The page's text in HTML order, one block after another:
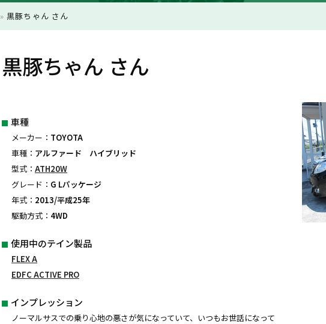
»黒豚ちゃん さん
黒豚ちゃん さん
車種
メーカー： TOYOTA
車種： アルファード ハイブリッド
型式： ATH20W
グレード： G Lパッケージ
年式： 2013/平成25年
駆動方式： 4WD
使用中のテイン製品
FLEX A
EDFC ACTIVE PRO
インプレッション
ノーマルサスでの乗り心地の悪さが気になっていて、いつもお世話になって